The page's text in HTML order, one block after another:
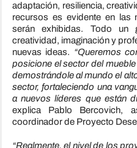
adaptación, resiliencia,
recursos es evidente en las
serán exhibidas. Todo un
creatividad, imaginación y
nuevas ideas. “Queremos
posicione el sector delmueble
demostrándole al mundo el
sector, fortaleciendo una
a nuevos líderes que están
explica Pablo Bercovich,
coordinador de Proyecto
“Realmente, el nivel de los